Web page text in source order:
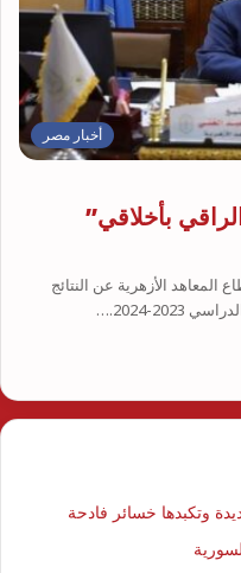
أخبار مصر
بأخلاقي”
الأزهرية عن النتائج
2024.…
وتكبدها خسائر فادحة